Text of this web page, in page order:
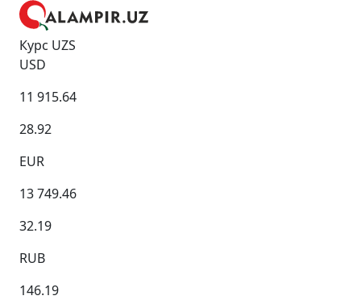
Курс UZS
USD
11 915.64
28.92
EUR
13 749.46
32.19
RUB
146.19